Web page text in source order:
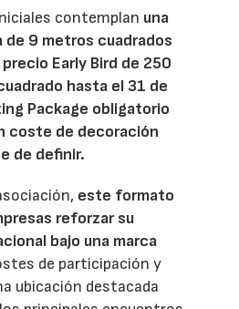
contemplan una
de 9 metros cuadrados
Early Bird de 250
hasta el 31 de
Package obligatorio
coste de decoración
de definir.
este formato
reforzar su
bajo una marca
de participación y
ubicación destacada